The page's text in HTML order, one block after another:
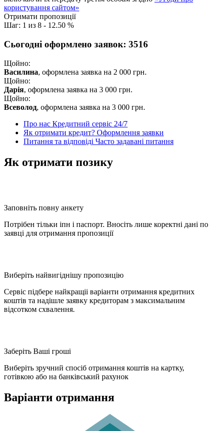
користування сайтом»
Отримати пропозиції
Шаг: 1 из 8 - 12.50 %
Сьогодні оформлено заявок: 3516
Щойно:
Василина, оформлена заявка на 2 000 грн.
Щойно:
Дарія, оформлена заявка на 3 000 грн.
Щойно:
Всеволод, оформлена заявка на 3 000 грн.
Про нас Кредитний сервіс 24/7
Як отримати кредит? Оформлення заявки
Питання та відповіді Часто задавані питання
Як отримати позику
Заповніть повну анкету
Потрібен тільки іпн і паспорт. Вносіть лише коректні дані по
заявці для отримання пропозиції
Виберіть найвигіднішу пропозицію
Сервіс підбере найкращіі варіанти отримання кредитних
коштів та надішле заявку кредиторам з максимальним
відсотком схвалення.
Заберіть Ваші гроші
Виберіть зручний спосіб отримання коштів на картку,
готівкою або на банківський рахунок
Варіанти отримання